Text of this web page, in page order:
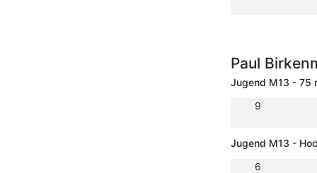
Paul
Jugend M13 - 75
9
Jugend M13 -
6